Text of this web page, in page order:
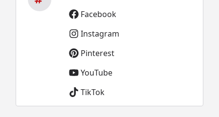
Facebook
Instagram
Pinterest
YouTube
TikTok